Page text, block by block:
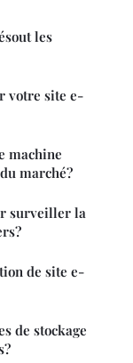
les
votre site e-
machine
marché?
surveiller la
de site e-
de stockage